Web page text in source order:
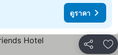
ดูราคา
แชร์ เ